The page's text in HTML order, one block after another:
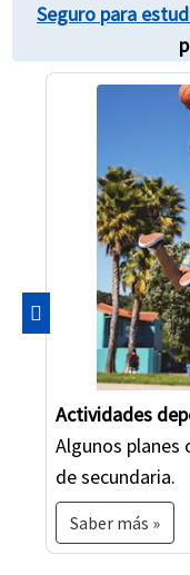
Seguro para
Actividades
Algunos planes
de secundaria.
Saber más »
Anterior